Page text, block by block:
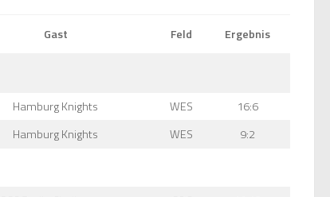
Gast Feld Ergebnis
Hamburg Knights WES
16:6
Hamburg Knights WES
9:2